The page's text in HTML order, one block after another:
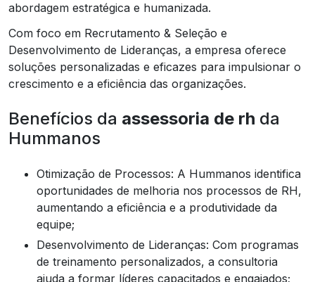
abordagem estratégica e humanizada.
Com foco em Recrutamento & Seleção e
Desenvolvimento de Lideranças, a empresa oferece
soluções personalizadas e eficazes para impulsionar o
crescimento e a eficiência das organizações.
Benefícios da assessoria de rh da
Hummanos
Otimização de Processos: A Hummanos identifica
oportunidades de melhoria nos processos de RH,
aumentando a eficiência e a produtividade da
equipe;
Desenvolvimento de Lideranças: Com programas
de treinamento personalizados, a consultoria
ajuda a formar líderes capacitados e engajados;